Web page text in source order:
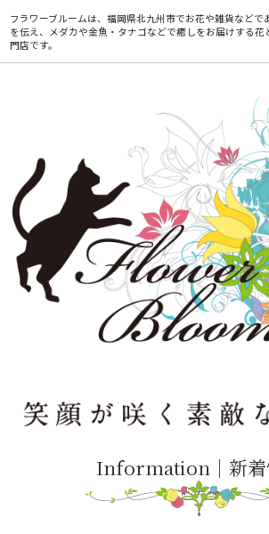
フラワーブルームは、福岡県北九州市でお花や雑貨などで
を伝え、メダカや金魚・タナゴなどで癒しをお届けする花
門店です。
Information｜新着